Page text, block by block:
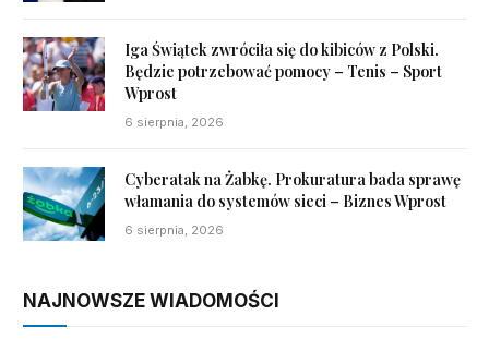
Iga Świątek zwróciła się do kibiców z Polski.
Będzie potrzebować pomocy – Tenis – Sport
Wprost
6 sierpnia, 2026
Cyberatak na Żabkę. Prokuratura bada sprawę
włamania do systemów sieci – Biznes Wprost
6 sierpnia, 2026
NAJNOWSZE WIADOMOŚCI